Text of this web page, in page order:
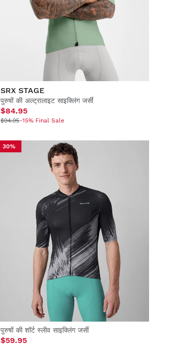
SRX STAGE
पुरुषों की अल्ट्रालाइट साइक्लिंग जर्सी
$84.95
$94.95-15% Final Sale
30%
पुरुषों की शॉर्ट स्लीव साइक्लिंग जर्सी
$59.95